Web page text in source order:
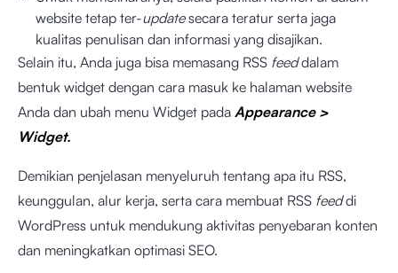
website tetap ter-updatesecara teratur serta jaga
kualitas penulisan dan informasi yang disajikan.
Selain itu, Anda juga bisa memasang RSS feeddalam
bentuk widget dengan cara masuk ke halaman website
Anda dan ubah menu Widget pada Appearance >
Widget.
Demikian penjelasan menyeluruh tentang apa itu RSS,
keunggulan, alur kerja, serta cara membuat RSS feeddi
WordPress untuk mendukung aktivitas penyebaran konten
dan meningkatkan optimasi SEO.